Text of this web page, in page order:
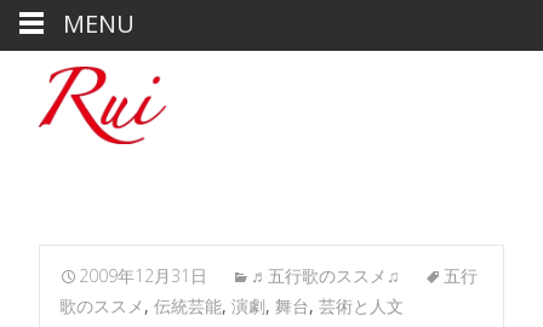
2009年12月31日 ♬五行歌のススメ♫
五行
歌のススメ , 伝統芸能, 演劇, 舞台, 芸術と人文
MENU